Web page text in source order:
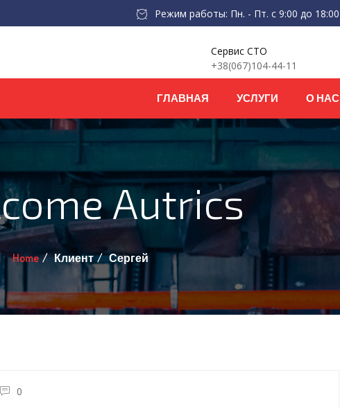
Режим работы: Пн. - Пт. с 9:00 до 18:00
Сервис СТО
+38(067)104-44-11
ГЛАВНАЯ УСЛУГИ О НАС
Autrics
Home Клиент Сергей
0